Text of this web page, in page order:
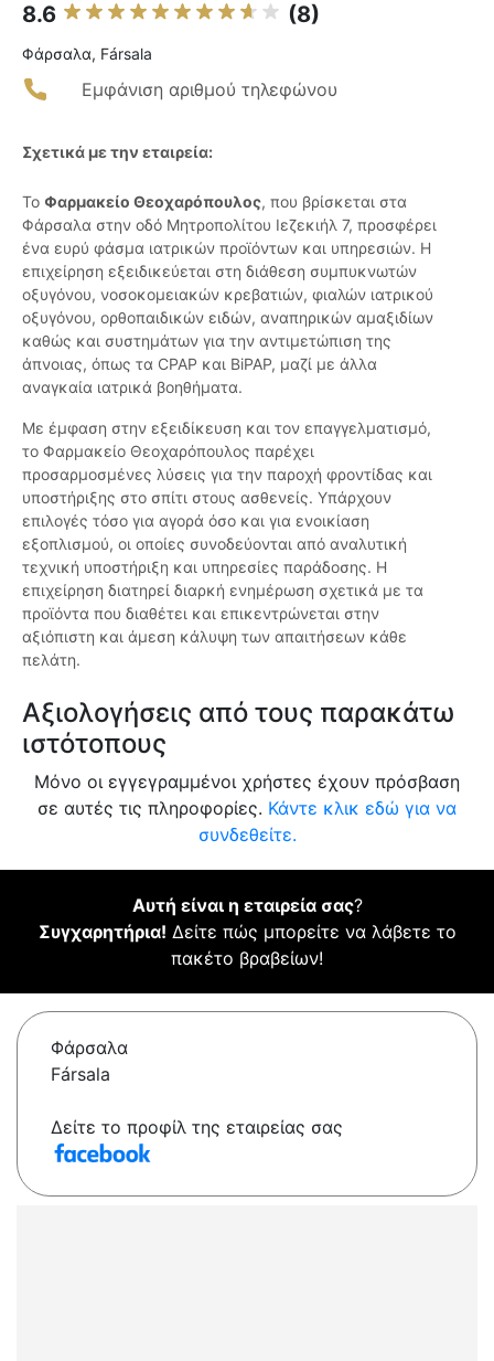
8.6 (8)
Φάρσαλα, Fársala
Εμφάνιση αριθμού τηλεφώνου
Σχετικά με την εταιρεία:
Το Φαρμακείο Θεοχαρόπουλος, που βρίσκεται στα
Φάρσαλα στην οδό Μητροπολίτου Ιεζεκιήλ 7, προσφέρει
ένα ευρύ φάσμα ιατρικών προϊόντων και υπηρεσιών. Η
επιχείρηση εξειδικεύεται στη διάθεση συμπυκνωτών
οξυγόνου, νοσοκομειακών κρεβατιών, φιαλών ιατρικού
οξυγόνου, ορθοπαιδικών ειδών, αναπηρικών αμαξιδίων
καθώς και συστημάτων για την αντιμετώπιση της
άπνοιας, όπως τα CPAP και BiPAP, μαζί με άλλα
αναγκαία ιατρικά βοηθήματα.
Με έμφαση στην εξειδίκευση και τον επαγγελματισμό,
το Φαρμακείο Θεοχαρόπουλος παρέχει
προσαρμοσμένες λύσεις για την παροχή φροντίδας και
υποστήριξης στο σπίτι στους ασθενείς. Υπάρχουν
επιλογές τόσο για αγορά όσο και για ενοικίαση
εξοπλισμού, οι οποίες συνοδεύονται από αναλυτική
τεχνική υποστήριξη και υπηρεσίες παράδοσης. Η
επιχείρηση διατηρεί διαρκή ενημέρωση σχετικά με τα
προϊόντα που διαθέτει και επικεντρώνεται στην
αξιόπιστη και άμεση κάλυψη των απαιτήσεων κάθε
πελάτη.
Αξιολογήσεις από τους παρακάτω
ιστότοπους
Μόνο οι εγγεγραμμένοι χρήστες έχουν πρόσβαση
σε αυτές τις πληροφορίες. Κάντε κλικ εδώ για να
συνδεθείτε.
Αυτή είναι η εταιρεία σας?
Συγχαρητήρια! Δείτε πώς μπορείτε να λάβετε το
πακέτο βραβείων!
Φάρσαλα
Fársala
Δείτε το προφίλ της εταιρείας σας